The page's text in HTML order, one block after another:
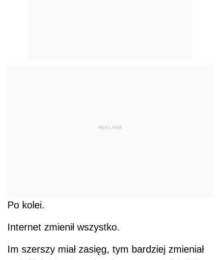
REKLAMA
Po kolei.
Internet zmienił wszystko.
Im szerszy miał zasięg, tym bardziej zmieniał